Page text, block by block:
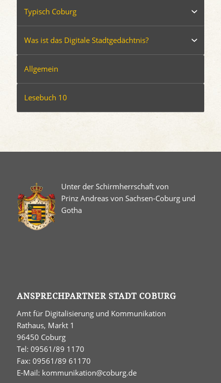
Typisch Coburg
Was ist das Digitale Stadtgedächtnis?
Allgemein
Lesebuch 10
Unter der Schirmherrschaft von
Prinz Andreas von Sachsen-Coburg und
Gotha
ANSPRECHPARTNER STADT COBURG
Amt für Digitalisierung und Kommunikation
Rathaus, Markt 1
96450 Coburg
Tel: 09561/89 1170
Fax: 09561/89 61170
E-Mail: kommunikation@coburg.de